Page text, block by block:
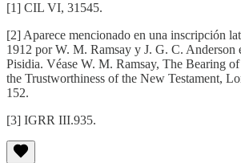
[1] CIL VI, 31545.
[2] Aparece mencionado en una inscripción
1912 por W. M. Ramsay y J. G. C. Anderson
Pisidia. Véase W. M. Ramsay, The Bearing
the Trustworthiness of the New Testament,
152.
[3] IGRR III.935.